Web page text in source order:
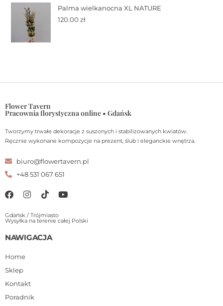
Palma wielkanocna XL NATURE
120.00zł
Flower Tavern
Pracownia florystyczna online • Gdańsk
Tworzymy trwałe dekoracje z suszonych i stabilizowanych kwiatów.
Ręcznie wykonane kompozycje na prezent, ślub i eleganckie wnętrza.
biuro@flowertavern.pl
+48 531 067 651
Gdańsk / Trójmiasto
Wysyłka na terenie całej Polski
NAWIGACJA
Home
Sklep
Kontakt
Poradnik